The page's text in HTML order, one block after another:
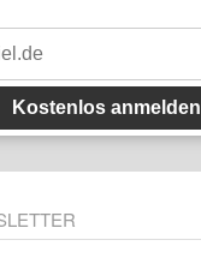
Kostenlos anmelden